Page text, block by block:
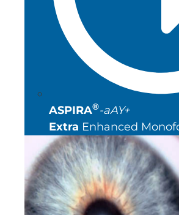
ASPIRA®-aAY+
Extra Enhanced